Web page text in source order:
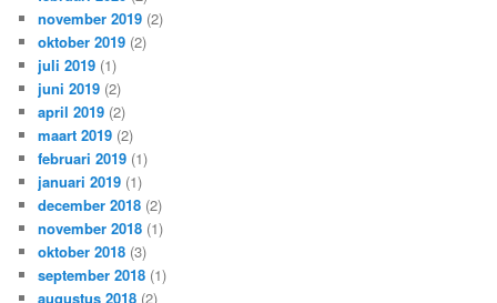
november 2019 (2)
oktober 2019 (2)
juli 2019 (1)
juni 2019 (2)
april 2019 (2)
maart 2019 (2)
februari 2019 (1)
januari 2019 (1)
december 2018 (2)
november 2018 (1)
oktober 2018 (3)
september 2018 (1)
augustus 2018 (2)